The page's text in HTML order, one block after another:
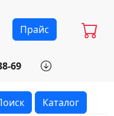
Прайс
69
17.00
Каталог